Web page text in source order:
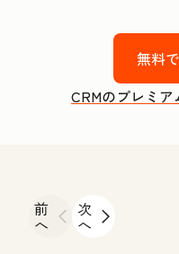
無料
CRMのプレミ
前
へ
次
へ